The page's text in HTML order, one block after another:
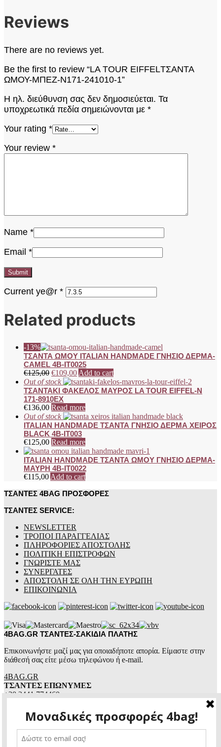
Reviews
There are no reviews yet.
Be the first to review “LA TOUR EIFFELΤΣΑΝΤΑ
ΩΜΟΥ-ΜΠΕΖ-Ν171-241010-1”
Η ηλ. διεύθυνση σας δεν δημοσιεύεται. Τα
υποχρεωτικά πεδία σημειώνονται με *
Your rating *
Your review *
Name *
Email *
Current ye@r *
Related products
-13%
ΤΣΑΝΤΑ ΩΜΟΥ ITALIAN HANDMADE ΓΝΗΣΙΟ ΔΕΡΜΑ-
CAMEL 4B-IT0025
€125,00 €109,00 Add to cart
Out of stock
ΤΣΑΝΤΑΚΙ ΦΑΚΕΛΟΣ ΜΑΥΡΟΣ LA TOUR EIFFEL-N
171-8910EX
€136,00 Read more
Out of stock
ITALIAN HANDMADE ΤΣΑΝΤΑ ΓΝΗΣΙΟ ΔΕΡΜΑ ΧΕΙΡΟΣ
BLACK 4B-IT003
€125,00 Read more
ITALIAN HANDMADE ΤΣΑΝΤΑ ΩΜΟΥ ΓΝΗΣΙΟ ΔΕΡΜΑ-
ΜΑΥΡΗ 4B-IT0022
€115,00 Add to cart
ΤΣΑΝΤΕΣ 4BAG ΠΡΟΣΦΟΡΕΣ
ΤΣΑΝΤΕΣ SERVICE:
NEWSLETTER
ΤΡΟΠΟΙ ΠΑΡΑΓΓΕΛΙΑΣ
ΠΛΗΡΟΦΟΡΙΕΣ ΑΠΟΣΤΟΛΗΣ
ΠΟΛΙΤΙΚΗ ΕΠΙΣΤΡΟΦΩΝ
ΓΝΩΡΙΣΤΕ ΜΑΣ
ΣΥΝΕΡΓΑΤΕΣ
ΑΠΟΣΤΟΛΗ ΣΕ ΟΛΗ ΤΗΝ ΕΥΡΩΠΗ
ΕΠΙΚΟΙΝΩΝΙΑ
4BAG.GR ΤΣΑΝΤΕΣ-ΣΑΚΙΔΙΑ ΠΛΑΤΗΣ
Επικοινωνήστε μαζί μας για οποιαδήποτε απορία. Είμαστε στην
διάθεσή σας είτε μέσω τηλεφώνου ή e-mail.
4BAG.GR
ΤΣΑΝΤΕΣ ΕΠΩΝΥΜΕΣ
+30 2441 774460
4bag.gr@gmail.com
Ώρες επικοινωνίας:
Δευτέρα – Παρασκευή:
8:30πμ – 14:30μμ &